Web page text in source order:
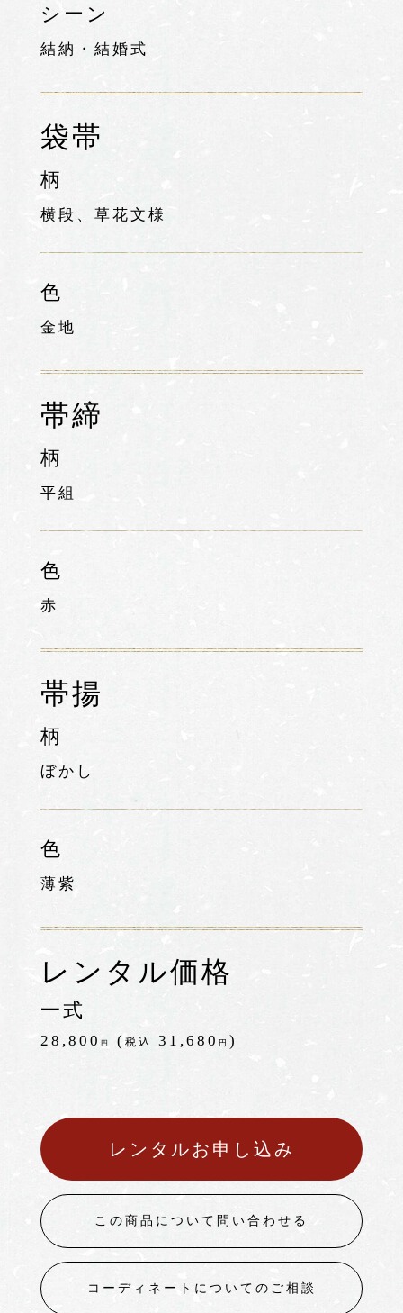
シーン
結納・結婚式
袋帯
柄
横段、草花文様
色
金地
帯締
柄
平組
色
赤
帯揚
柄
ぼかし
色
薄紫
レンタル価格
一式
28,800 円 ( 税込 31,680 円 )
レンタルお申し込み
この商品について問い合わせる
コーディネートについてのご相談